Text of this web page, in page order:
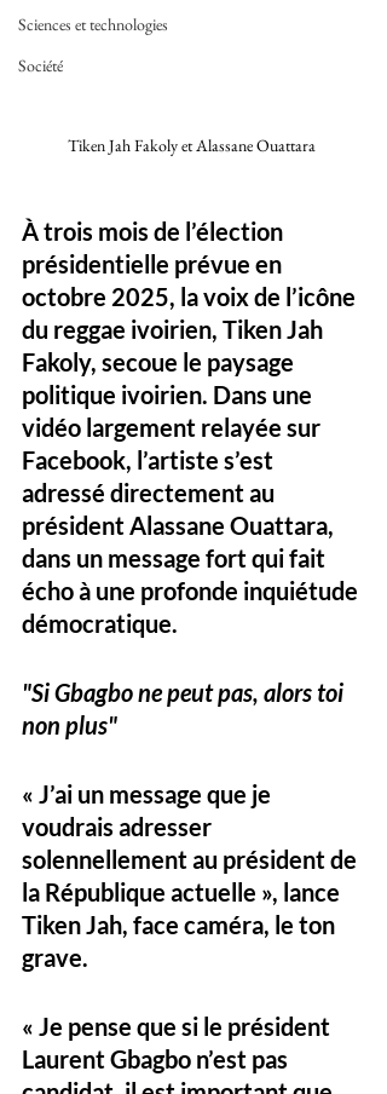
Sciences et technologies
Société
Tiken Jah Fakoly et Alassane Ouattara
À trois mois de l’élection
présidentielle prévue en
octobre 2025, la voix de l’icône
du reggae ivoirien, Tiken Jah
Fakoly, secoue le paysage
politique ivoirien. Dans une
vidéo largement relayée sur
Facebook, l’artiste s’est
adressé directement au
président Alassane Ouattara,
dans un message fort qui fait
écho à une profonde inquiétude
démocratique.
"Si Gbagbo ne peut pas, alors toi
non plus"
« J’ai un message que je
voudrais adresser
solennellement au président de
la République actuelle », lance
Tiken Jah, face caméra, le ton
grave.
« Je pense que si le président
Laurent Gbagbo n’est pas